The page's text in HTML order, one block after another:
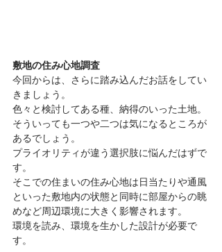
敷地の住み心地調査
今回からは、さらに踏み込んだお話をしてい
きましょう。
色々と検討してある種、納得のいった土地。
そういっても一つや二つは気になるところが
あるでしょう。
プライオリティが違う選択肢に悩んだはずで
す。
そこでの住まいの住み心地は日当たりや通風
といった敷地内の状態と同時に部屋からの眺
めなど周辺環境に大きく影響されます。
環境を読み、環境を生かした設計が必要で
す。